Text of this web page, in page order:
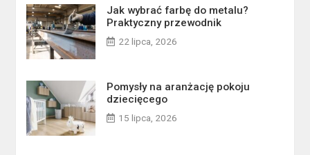
Jak wybrać farbę do metalu?
Praktyczny przewodnik
22 lipca, 2026
Pomysły na aranżację pokoju
dziecięcego
15 lipca, 2026